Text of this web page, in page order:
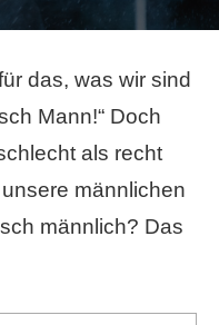
das, was wir sind
Mann!“ Doch
als recht
männlichen
männlich? Das